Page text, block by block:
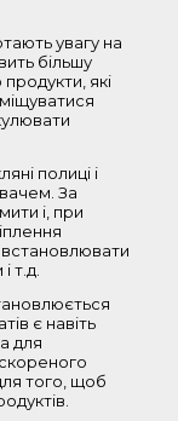
увагу на
більшу
які
полиці і
За
і, при
т.д.
є навіть
для
того, щоб